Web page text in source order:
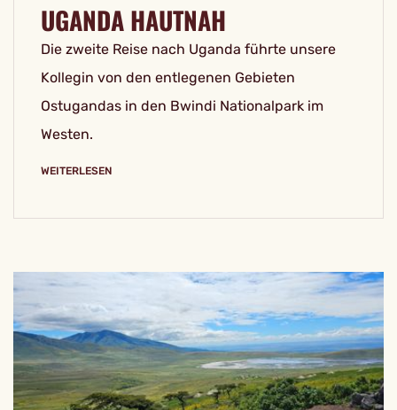
UGANDA HAUTNAH
Die zweite Reise nach Uganda führte unsere
Kollegin von den entlegenen Gebieten
Ostugandas in den Bwindi Nationalpark im
Westen.
WEITERLESEN